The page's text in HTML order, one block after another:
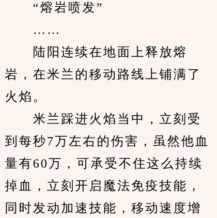
“熔岩喷发”
……
陆阳连续在地面上释放熔
岩，在米兰的移动路线上铺满了
火焰。
米兰踩进火焰当中，立刻受
到每秒7万左右的伤害，虽然他血
量有60万，可承受不住这么持续
掉血，立刻开启魔法免疫技能，
同时发动加速技能，移动速度增